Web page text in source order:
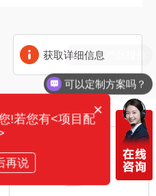
获取详细信息
产品
可以定制方案吗？
需要产品报价
×
!若您有<项目配
再说